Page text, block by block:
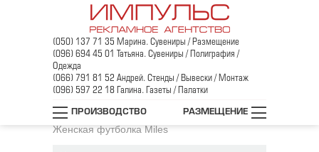
(050) 137 71 35 Марина. Сувениры / Размещение
(096) 694 45 01 Татьяна. Сувениры / Полиграфия /
Одежда
(066) 791 81 52 Андрей. Стенды / Вывески / Монтаж
(096) 597 22 18 Галина. Газеты / Палатки
ПРОИЗВОДСТВО РАЗМЕЩЕНИЕ
Главная / Промо-одежда Футболки /
Женские футболки
Женская футболка Miles